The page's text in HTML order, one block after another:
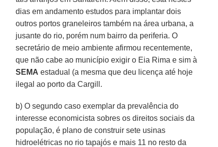
dias em andamento estudos para implantar dois
outros portos graneleiros também na área urbana, a
jusante do rio, porém num bairro da periferia. O
secretário de meio ambiente afirmou recentemente,
que não cabe ao município exigir o Eia Rima e sim à
SEMA estadual (a mesma que deu licença até hoje
ilegal ao porto da Cargill.
b) O segundo caso exemplar da prevalência do
interesse economicista sobres os direitos sociais da
população, é plano de construir sete usinas
hidroelétricas no rio tapajós e mais 11 no resto da